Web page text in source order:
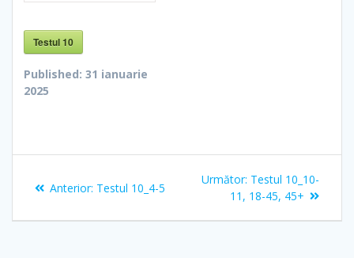
Testul 10
Published: 31 ianuarie
2025
Anterior: Articolul
Testul 10_4-5
Următor: Articolul
următor:
Testul 10_10-
11, 18-45, 45+